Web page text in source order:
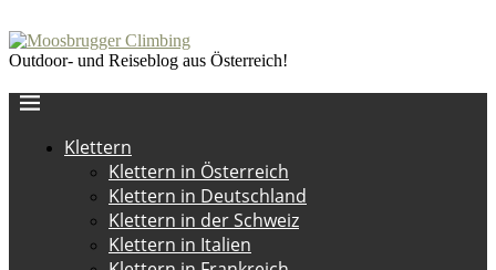
Outdoor- und Reiseblog aus Österreich!
Klettern
Klettern in Österreich
Klettern in Deutschland
Klettern in der Schweiz
Klettern in Italien